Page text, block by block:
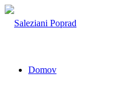
Domov